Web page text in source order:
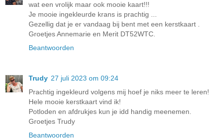
wat een vrolijk maar ook mooie kaart!!!
Je mooie ingekleurde krans is prachtig ...
Gezellig dat je er vandaag bij bent met een kerstkaart .
Groetjes Annemarie en Merit DT52WTC.
Beantwoorden
Trudy 27 juli 2023 om 09:24
Prachtig ingekleurd volgens mij hoef je niks meer te leren!
Hele mooie kerstkaart vind ik!
Potloden en afdrukjes kun je idd handig meenemen.
Groetjes Trudy
Beantwoorden